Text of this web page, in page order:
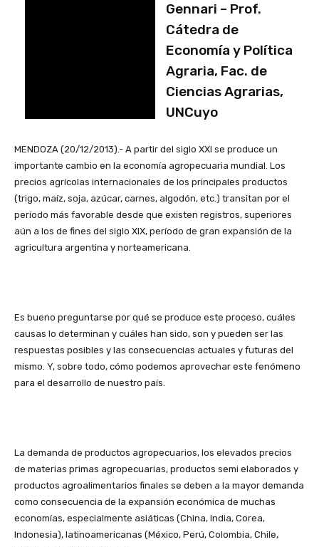
Gennari – Prof.
Cátedra de
Economía y Política
Agraria, Fac. de
Ciencias Agrarias,
UNCuyo
MENDOZA (20/12/2013).- A partir del siglo XXI se produce un
importante cambio en la economía agropecuaria mundial. Los
precios agrícolas internacionales de los principales productos
(trigo, maíz, soja, azúcar, carnes, algodón, etc.) transitan por el
período más favorable desde que existen registros, superiores
aún a los de fines del siglo XIX, período de gran expansión de la
agricultura argentina y norteamericana.
Es bueno preguntarse por qué se produce este proceso, cuáles
causas lo determinan y cuáles han sido, son y pueden ser las
respuestas posibles y las consecuencias actuales y futuras del
mismo. Y, sobre todo, cómo podemos aprovechar este fenómeno
para el desarrollo de nuestro país.
La demanda de productos agropecuarios, los elevados precios
de materias primas agropecuarias, productos semi elaborados y
productos agroalimentarios finales se deben a la mayor demanda
como consecuencia de la expansión económica de muchas
economías, especialmente asiáticas (China, India, Corea,
Indonesia), latinoamericanas (México, Perú, Colombia, Chile,